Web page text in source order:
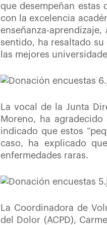
que desempeñan estas
con la excelencia
enseñanza-
sentido, ha resaltado
las mejores
La vocal de la Junta
Moreno, ha
indicado que estos
caso, ha explicado
enfermedades raras.
La Coordinadora de
del Dolor (ACPD),